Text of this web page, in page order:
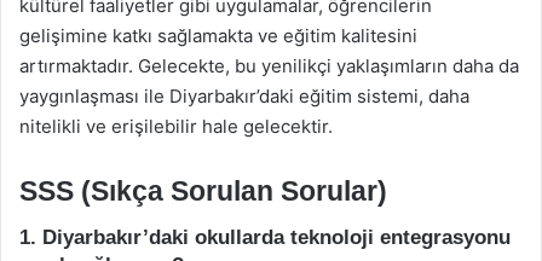
kültürel faaliyetler gibi uygulamalar, öğrencilerin
gelişimine katkı sağlamakta ve eğitim kalitesini
artırmaktadır. Gelecekte, bu yenilikçi yaklaşımların daha da
yaygınlaşması ile Diyarbakır’daki eğitim sistemi, daha
nitelikli ve erişilebilir hale gelecektir.
SSS (Sıkça Sorulan Sorular)
1. Diyarbakır’daki okullarda teknoloji entegrasyonu